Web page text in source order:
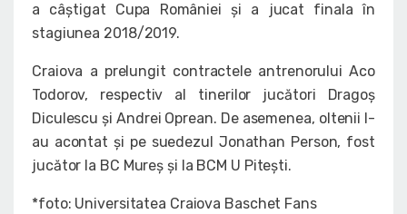
a câștigat Cupa României și a jucat finala în
stagiunea 2018/2019.
Craiova a prelungit contractele antrenorului Aco
Todorov, respectiv al tinerilor jucători Dragoș
Diculescu și Andrei Oprean. De asemenea, oltenii l-
au acontat și pe suedezul Jonathan Person, fost
jucător la BC Mureș și la BCM U Pitești.
*foto: Universitatea Craiova Baschet Fans